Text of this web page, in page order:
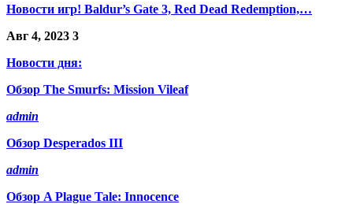
Новости игр! Baldur’s Gate 3, Red Dead Redemption,…
Авг 4, 2023 3
Новости дня:
Обзор The Smurfs: Mission Vileaf
admin
Обзор Desperados III
admin
Обзор A Plague Tale: Innocence